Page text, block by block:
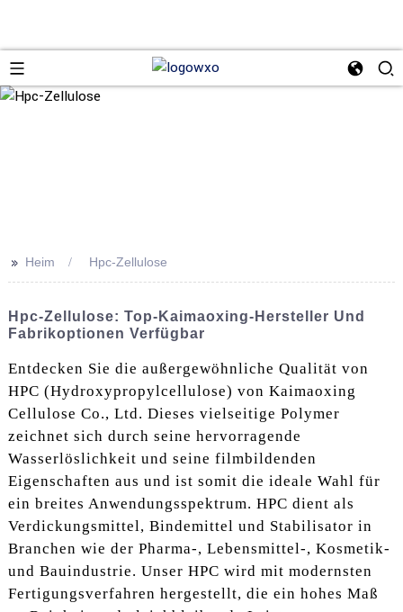
>> Heim Hpc-Zellulose
Hpc-Zellulose: Top-Kaimaoxing-Hersteller Und
Fabrikoptionen Verfügbar
Entdecken Sie die außergewöhnliche Qualität von
HPC (Hydroxypropylcellulose) von Kaimaoxing
Cellulose Co., Ltd. Dieses vielseitige Polymer
zeichnet sich durch seine hervorragende
Wasserlöslichkeit und seine filmbildenden
Eigenschaften aus und ist somit die ideale Wahl für
ein breites Anwendungsspektrum. HPC dient als
Verdickungsmittel, Bindemittel und Stabilisator in
Branchen wie der Pharma-, Lebensmittel-, Kosmetik-
und Bauindustrie. Unser HPC wird mit modernsten
Fertigungsverfahren hergestellt, die ein hohes Maß